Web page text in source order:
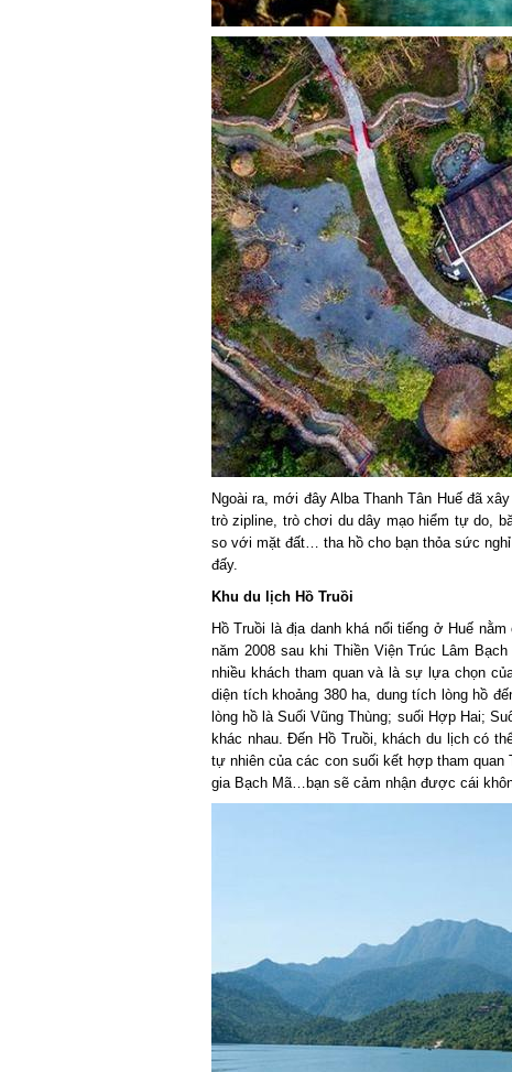
Ngoài ra, mới đây Alba Thanh Tân Huế đã
trò zipline, trò chơi du dây mạo hiểm tự do,
so với mặt đất… tha hồ cho bạn thỏa sức
đấy.
Khu du lịch Hồ Truồi
Hồ Truồi là địa danh khá nổi tiếng ở Huế
năm 2008 sau khi Thiền Viện Trúc Lâm
nhiều khách tham quan và là sự lựa chọn
diện tích khoảng 380 ha, dung tích lòng hồ
lòng hồ là Suối Vũng Thùng; suối Hợp Hai;
khác nhau. Đến Hồ Truồi, khách du lịch có
tự nhiên của các con suối kết hợp tham quan
gia Bạch Mã…bạn sẽ cảm nhận được cái